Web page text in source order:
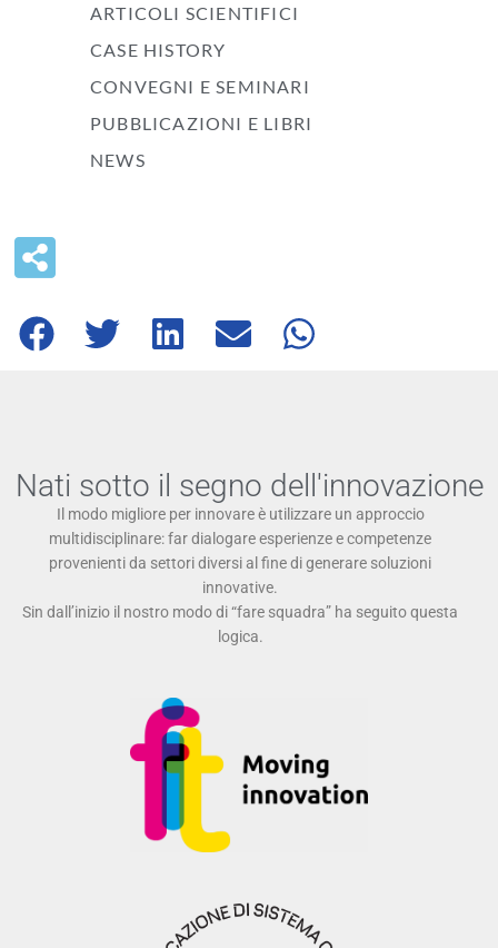
ARTICOLI SCIENTIFICI
CASE HISTORY
CONVEGNI E SEMINARI
PUBBLICAZIONI E LIBRI
NEWS
Nati sotto il segno dell'innovazione
Il modo migliore per innovare è utilizzare un approccio
multidisciplinare: far dialogare esperienze e competenze
provenienti da settori diversi al fine di generare soluzioni
innovative.
Sin dall’inizio il nostro modo di “fare squadra” ha seguito questa
logica.